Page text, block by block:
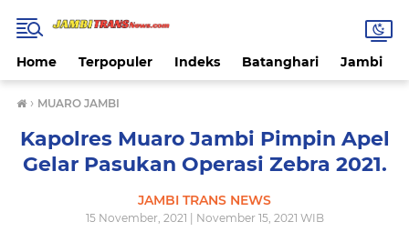
Home Terpopuler Indeks Batanghari Jambi
› MUARO JAMBI
Kapolres Muaro Jambi Pimpin Apel
Gelar Pasukan Operasi Zebra 2021.
JAMBI TRANS NEWS
15 November, 2021 | November 15, 2021 WIB